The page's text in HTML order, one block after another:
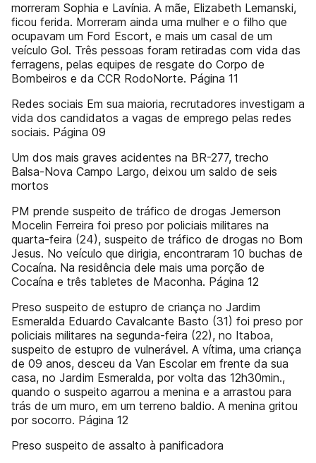
morreram Sophia e Lavínia. A mãe, Elizabeth Lemanski,
ficou ferida. Morreram ainda uma mulher e o filho que
ocupavam um Ford Escort, e mais um casal de um
veículo Gol. Três pessoas foram retiradas com vida das
ferragens, pelas equipes de resgate do Corpo de
Bombeiros e da CCR RodoNorte. Página 11
Redes sociais Em sua maioria, recrutadores investigam a
vida dos candidatos a vagas de emprego pelas redes
sociais. Página 09
Um dos mais graves acidentes na BR-277, trecho
Balsa-Nova Campo Largo, deixou um saldo de seis
mortos
PM prende suspeito de tráfico de drogas Jemerson
Mocelin Ferreira foi preso por policiais militares na
quarta-feira (24), suspeito de tráfico de drogas no Bom
Jesus. No veículo que dirigia, encontraram 10 buchas de
Cocaína. Na residência dele mais uma porção de
Cocaína e três tabletes de Maconha. Página 12
Preso suspeito de estupro de criança no Jardim
Esmeralda Eduardo Cavalcante Basto (31) foi preso por
policiais militares na segunda-feira (22), no Itaboa,
suspeito de estupro de vulnerável. A vítima, uma criança
de 09 anos, desceu da Van Escolar em frente da sua
casa, no Jardim Esmeralda, por volta das 12h30min.,
quando o suspeito agarrou a menina e a arrastou para
trás de um muro, em um terreno baldio. A menina gritou
por socorro. Página 12
Preso suspeito de assalto à panificadora